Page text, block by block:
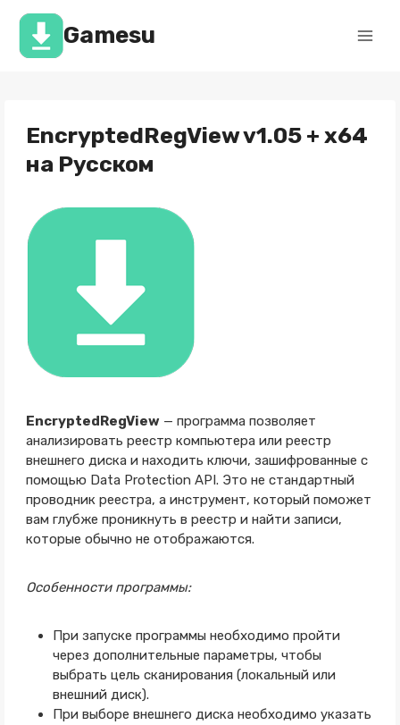
Перейти
содержимомуGamesu
EncryptedRegView v1.05 + x64
на Русском
EncryptedRegView — программа позволяет
анализировать реестр компьютера или реестр
внешнего диска и находить ключи, зашифрованные с
помощью Data Protection API. Это не стандартный
проводник реестра, а инструмент, который поможет
вам глубже проникнуть в реестр и найти записи,
которые обычно не отображаются.
Особенности программы:
При запуске программы необходимо пройти
через дополнительные параметры, чтобы
выбрать цель сканирования (локальный или
внешний диск).
При выборе внешнего диска необходимо указать